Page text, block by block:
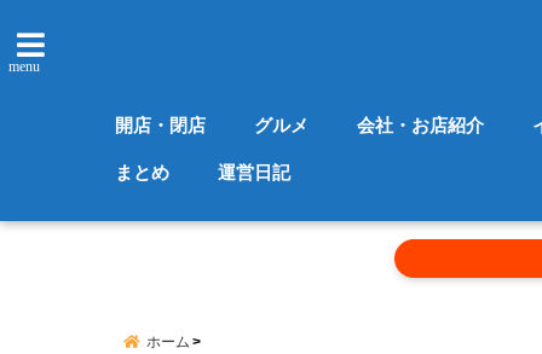
menu
開店・閉店 グルメ 会社・お店紹介
まとめ 運営日記
ホーム